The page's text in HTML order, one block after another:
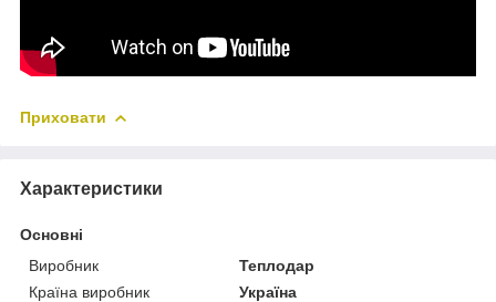
Приховати
Характеристики
Основні
Виробник
Теплодар
Країна виробник
Україна